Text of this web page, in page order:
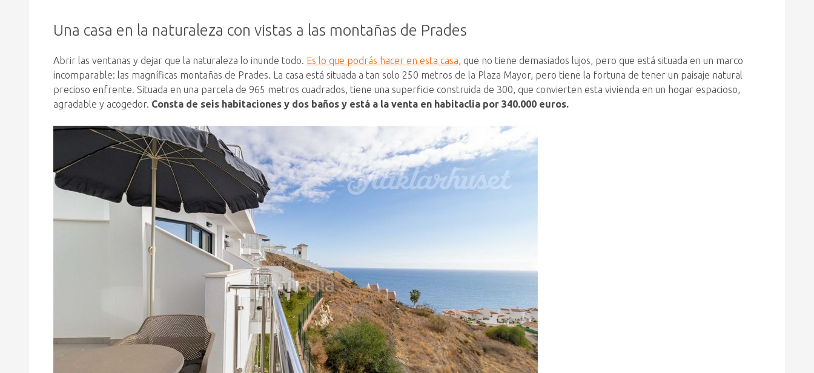
Una casa en la naturaleza con vistas a las montañas de Prades
Abrir las ventanas y dejar que la naturaleza lo inunde todo. Es lo que podrás hacer en esta casa, que no tiene demasiados lujos, pero que está situada en un marco
incomparable: las magníficas montañas de Prades. La casa está situada a tan solo 250 metros de la Plaza Mayor, pero tiene la fortuna de tener un paisaje natural
precioso enfrente. Situada en una parcela de 965 metros cuadrados, tiene una superficie construida de 300, que convierten esta vivienda en un hogar espacioso,
agradable y acogedor. Consta de seis habitaciones y dos baños y está a la venta en habitaclia por 340.000 euros.